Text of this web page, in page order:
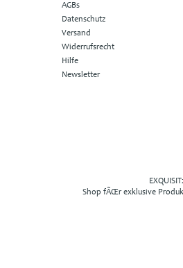
AGBs
Datenschutz
Versand
Widerrufsrecht
Hilfe
Newsletter
Shop fÃŒr exklusive